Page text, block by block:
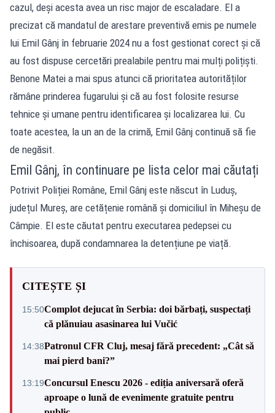
cazul, deși acesta avea un risc major de escaladare. El a
precizat că mandatul de arestare preventivă emis pe numele
lui Emil Gânj în februarie 2024 nu a fost gestionat corect și că
au fost dispuse cercetări prealabile pentru mai mulți polițiști.
Benone Matei a mai spus atunci că prioritatea autorităților
rămâne prinderea fugarului și că au fost folosite resurse
tehnice și umane pentru identificarea și localizarea lui. Cu
toate acestea, la un an de la crimă, Emil Gânj continuă să fie
de negăsit.
Emil Gânj, în continuare pe lista celor mai căutați
Potrivit Poliției Române, Emil Gânj este născut în Luduș,
județul Mureș, are cetățenie română și domiciliul în Miheșu de
Câmpie. El este căutat pentru executarea pedepsei cu
închisoarea, după condamnarea la detențiune pe viață.
CITEȘTE ȘI
15:50Complot dejucat în Serbia: doi bărbați, suspectați
că plănuiau asasinarea lui Vučić
14:38Patronul CFR Cluj, mesaj fără precedent: „Cât să
mai pierd bani?”
13:19Concursul Enescu 2026 - ediția aniversară oferă
aproape o lună de evenimente gratuite pentru